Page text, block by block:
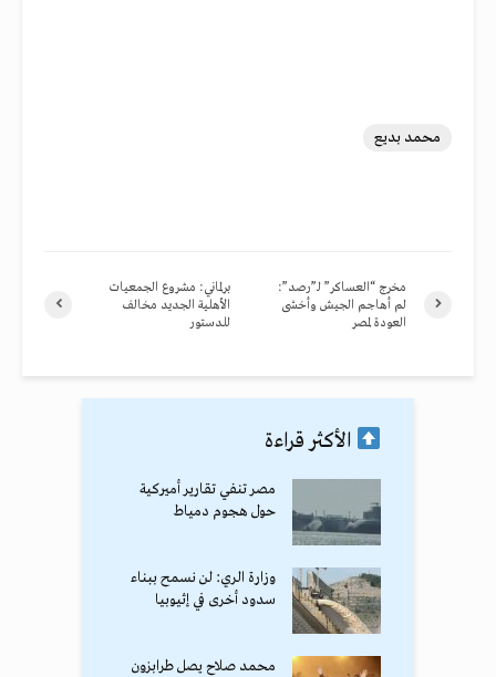
محمد بديع
برلماني: مشروع الجمعيات
الأهلية الجديد مخالف
للدستور
مخرج “العساكر” لـ”رصد”:
لم أهاجم الجيش وأخشى
العودة لمصر
الأكثر قراءة
مصر تنفي تقارير أميركية
حول هجوم دمياط
وزارة الري: لن نسمح ببناء
سدود أخرى في إثيوبيا
محمد صلاح يصل طرابزون